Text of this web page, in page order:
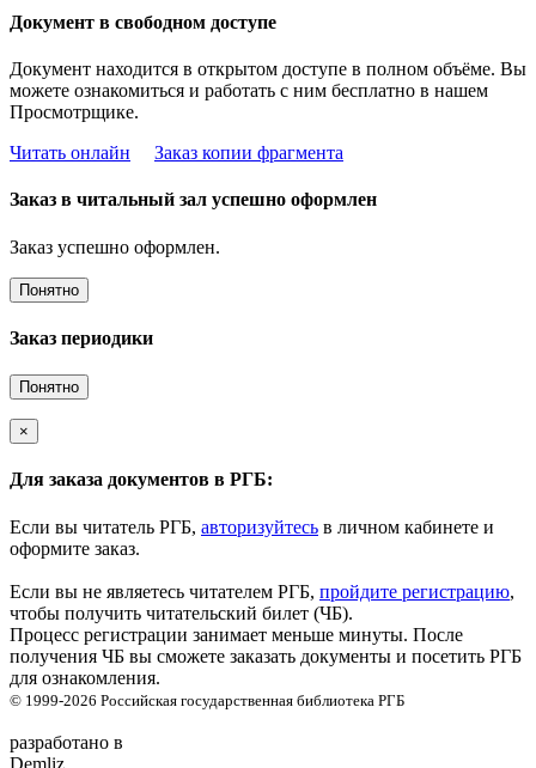
Документ в свободном доступе
Документ находится в открытом доступе в полном объёме. Вы
можете ознакомиться и работать с ним бесплатно в нашем
Просмотрщике.
Читать онлайн
Заказ копии фрагмента
Заказ в читальный зал успешно оформлен
Заказ успешно оформлен.
Понятно
Заказ периодики
Понятно
×
Для заказа документов в РГБ:
Если вы читатель РГБ, авторизуйтесь в личном кабинете и
оформите заказ.
Если вы не являетесь читателем РГБ, пройдите регистрацию,
чтобы получить читательский билет (ЧБ).
Процесс регистрации занимает меньше минуты. После
получения ЧБ вы сможете заказать документы и посетить РГБ
для ознакомления.
© 1999-2026 Российская государственная библиотека РГБ
разработано в
Demliz